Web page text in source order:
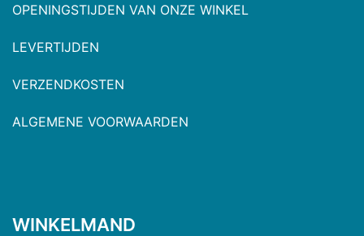
OPENINGSTIJDEN VAN ONZE WINKEL
LEVERTIJDEN
VERZENDKOSTEN
ALGEMENE VOORWAARDEN
WINKELMAND